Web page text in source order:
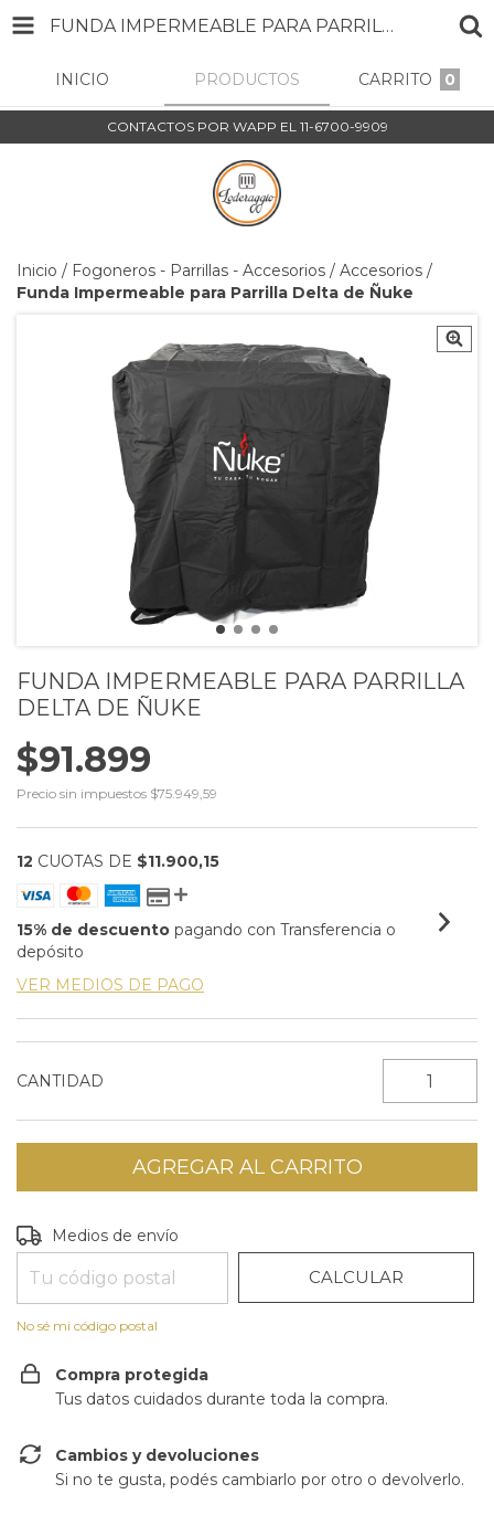
FUNDA IMPERMEABLE PARA PARRILLA DELTA DE ÑUKE
INICIO PRODUCTOS CARRITO 0
CONTACTOS POR WAPP EL 11-6700-9909
Inicio / Fogoneros - Parrillas - Accesorios / Accesorios /
Funda Impermeable para Parrilla Delta de Ñuke
FUNDA IMPERMEABLE PARA PARRILLA
DELTA DE ÑUKE
$91.899
Precio sin impuestos $75.949,59
12 CUOTAS DE $11.900,15
15% de descuento pagando con Transferencia o
depósito
VER MEDIOS DE PAGO
CANTIDAD
Entregas para el CP:
Medios de envío
CALCULAR
No sé mi código postal
Compra protegida
Tus datos cuidados durante toda la compra.
Cambios y devoluciones
Si no te gusta, podés cambiarlo por otro o devolverlo.